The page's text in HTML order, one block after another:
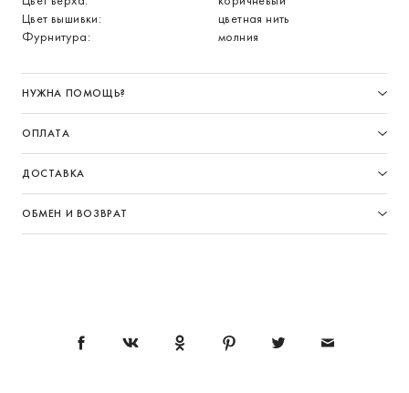
Цвет вышивки:
цветная нить
Фурнитура:
молния
НУЖНА ПОМОЩЬ?
ОПЛАТА
ДОСТАВКА
ОБМЕН И ВОЗВРАТ